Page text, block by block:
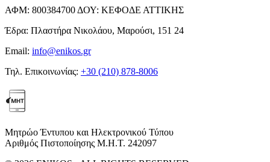
ΑΦΜ: 800384700 ΔΟΥ: ΚΕΦΟΔΕ ΑΤΤΙΚΗΣ
Έδρα: Πλαστήρα Νικολάου, Μαρούσι, 151 24
Email: info@enikos.gr
Τηλ. Επικοινωνίας: +30 (210) 878-8006
Μητρώο Έντυπου και Ηλεκτρονικού Τύπου
Αριθμός Πιστοποίησης Μ.Η.Τ. 242097